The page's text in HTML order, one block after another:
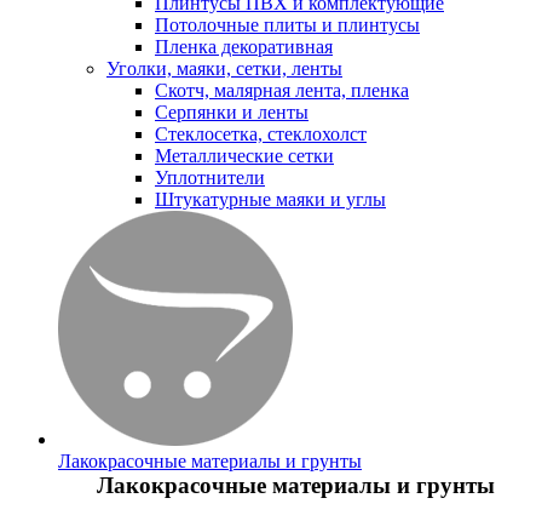
Потолочные плиты и плинтусы
Пленка декоративная
Уголки, маяки, сетки, ленты
Скотч, малярная лента, пленка
Серпянки и ленты
Стеклосетка, стеклохолст
Металлические сетки
Уплотнители
Штукатурные маяки и углы
Лакокрасочные материалы и грунты
Лакокрасочные материалы и грунты